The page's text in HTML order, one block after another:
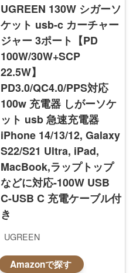
UGREEN 130W シガーソ
ケット usb-c カーチャー
ジャー 3ポート【PD
100W/30W+SCP
22.5W】
PD3.0/QC4.0/PPS対応
100w 充電器 しがーソケ
ット usb 急速充電器
iPhone 14/13/12, Galaxy
S22/S21 Ultra, iPad,
MacBook,ラップトップ
などに対応-100W USB
C-USB C 充電ケーブル付
き
UGREEN
Amazonで探す